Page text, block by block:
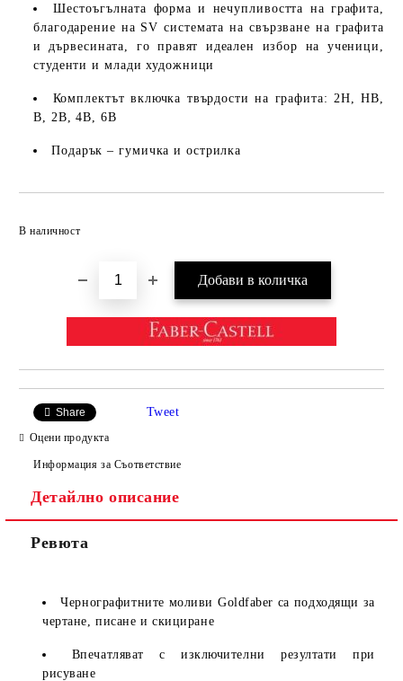
Шестоъгълната форма и нечупливостта на графита,
благодарение на SV системата на свързване на графита
и дървесината, го правят идеален избор на ученици,
студенти и млади художници
Комплектът включка твърдости на графита: 2H, HB,
B, 2B, 4B, 6B
Подарък – гумичка и острилка
В наличност
Share Tweet
Оцени продукта
Информация за Съответствие
Детайлно описание
Ревюта
Чернографитните моливи Goldfaber са подходящи за
чертане, писане и скициране
Впечатляват с изключителни резултати при
рисуване